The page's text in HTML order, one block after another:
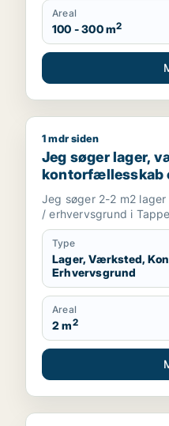
Areal
100 - 300 m2
Jeg søger lager,
1 mdr siden
Jeg søger lager,
kontorfællesskab
leje i Tappernøje
Jeg søger 2-2 m2
/ erhvervsgrund i
Type
Lager, Værksted,
Erhvervsgrund
Areal
2 m2